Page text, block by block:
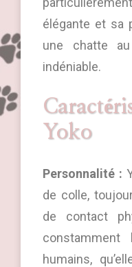
élégante et sa
une chatte
indéniable.
Yoko
Personnalité :
de colle,
de contact
humains,